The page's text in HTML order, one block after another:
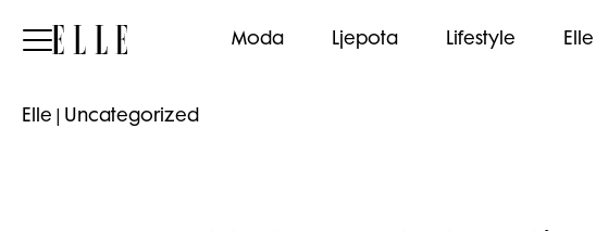
Elle Moda Ljepota Lifestyle
Elle Uncategorized